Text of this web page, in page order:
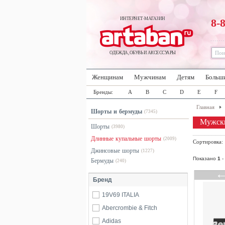
ИНТЕРНЕТ-МАГАЗИН
ОДЕЖДА, ОБУВЬ И АКСЕССУАРЫ
8-
Женщинам Мужчинам Детям
Бренды: A B C D E F
Шорты и бермуды (7345)
Шорты (3980)
Длинные купальные шорты (2009)
Джинсовые шорты (1227)
Бермуды (240)
Бренд
19V69 ITALIA
Abercrombie & Fitch
Adidas
Главная
Сортировка:
Показано 1 -